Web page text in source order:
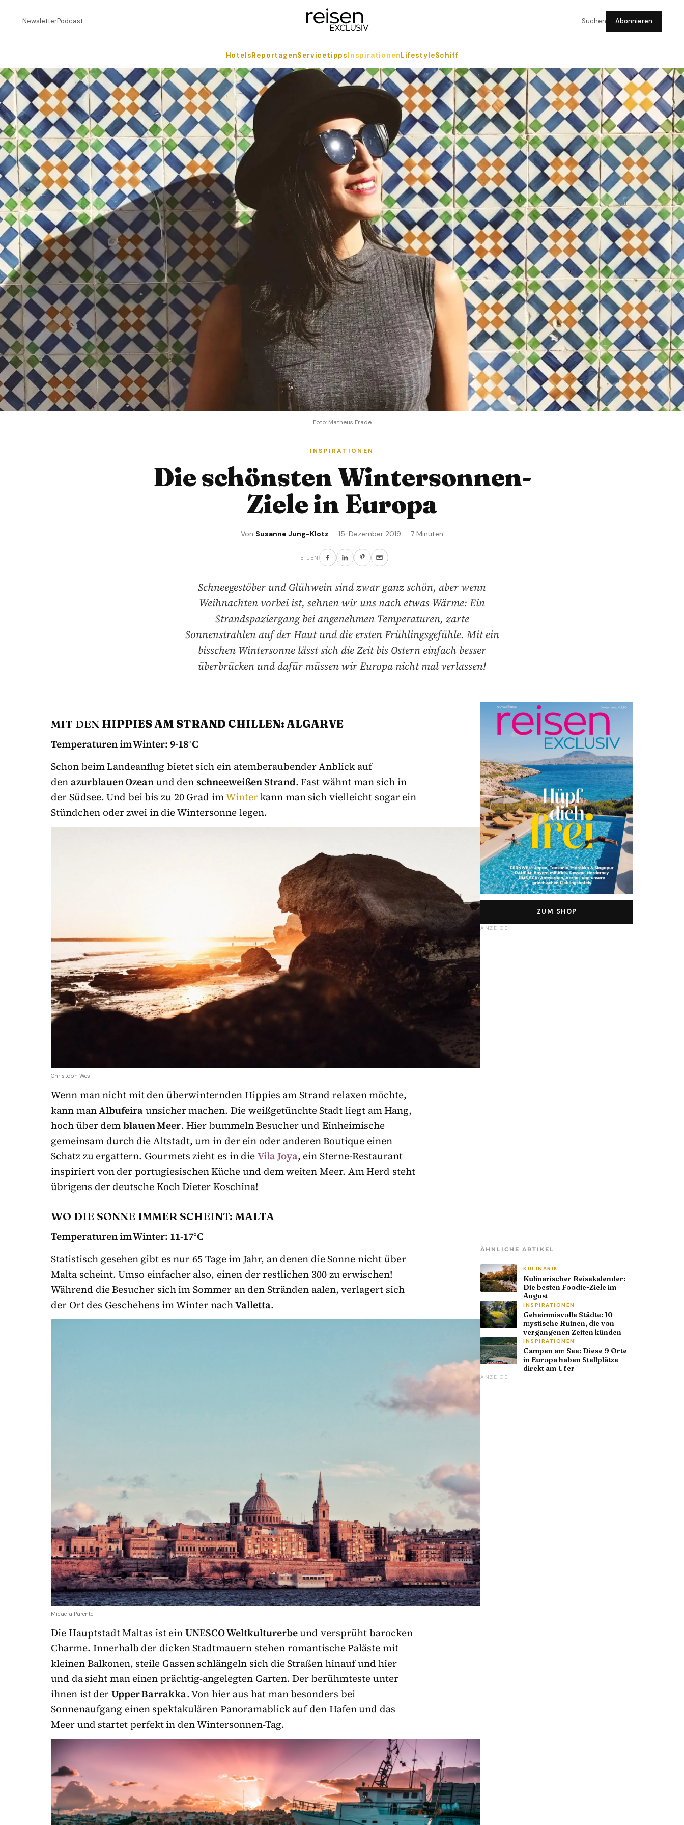
NewsletterPodcast Suchen Abonnieren
HotelsReportagenServicetippsInspirationenLifestyleSchiff
Foto: Matheus Frade
INSPIRATIONEN
Die schönsten Wintersonnen-
Ziele in Europa
Von Susanne Jung-Klotz · 15. Dezember 2019 · 7 Minuten
TEILEN
Schneegestöber und Glühwein sind zwar ganz schön, aber wenn
Weihnachten vorbei ist, sehnen wir uns nach etwas Wärme: Ein
Strandspaziergang bei angenehmen Temperaturen, zarte
Sonnenstrahlen auf der Haut und die ersten Frühlingsgefühle. Mit ein
bisschen Wintersonne lässt sich die Zeit bis Ostern einfach besser
überbrücken und dafür müssen wir Europa nicht mal verlassen!
MIT DEN HIPPIES AM STRAND CHILLEN: ALGARVE
Temperaturen im Winter: 9-18°C
Schon beim Landeanflug bietet sich ein atemberaubender Anblick auf
denazurblauen Ozeanund denschneeweißen Strand. Fast wähnt man sich in
der Südsee. Und bei bis zu 20 Grad imWinterkann man sich vielleicht sogar ein
Stündchen oder zwei in die Wintersonne legen.
Christoph Wesi
Wenn man nicht mit den überwinternden Hippies am Strand relaxen möchte,
kann manAlbufeiraunsicher machen. Die weißgetünchte Stadt liegt am Hang,
hoch über demblauen Meer. Hier bummeln Besucher und Einheimische
gemeinsam durch die Altstadt, um in der ein oder anderen Boutique einen
Schatz zu ergattern. Gourmets zieht es in dieVila Joya, ein Sterne-Restaurant
inspiriert von der portugiesischen Küche und dem weiten Meer. Am Herd steht
übrigens der deutsche Koch Dieter Koschina!
WO DIE SONNE IMMER SCHEINT: MALTA
Temperaturen im Winter: 11-17°C
Statistisch gesehen gibt es nur 65 Tage im Jahr, an denen die Sonne nicht über
Malta scheint. Umso einfacher also, einen der restlichen 300 zu erwischen!
Während die Besucher sich im Sommer an den Stränden aalen, verlagert sich
der Ort des Geschehens im Winter nachValletta.
Micaela Parente
Die Hauptstadt Maltas ist einUNESCO Weltkulturerbeund versprüht barocken
Charme. Innerhalb der dicken Stadtmauern stehen romantische Paläste mit
kleinen Balkonen, steile Gassen schlängeln sich die Straßen hinauf und hier
und da sieht man einen prächtig-angelegten Garten. Der berühmteste unter
ihnen ist derUpper Barrakka. Von hier aus hat man besonders bei
Sonnenaufgang einen spektakulären Panoramablick auf den Hafen und das
Meer und startet perfekt in den Wintersonnen-Tag.
ZUM SHOP
ANZEIGE
ÄHNLICHE ARTIKEL
KULINARIK
Kulinarischer Reisekalender:
Die besten Foodie-Ziele im
August
INSPIRATIONEN
Geheimnisvolle Städte: 10
mystische Ruinen, die von
vergangenen Zeiten künden
INSPIRATIONEN
Campen am See: Diese 9 Orte
in Europa haben Stellplätze
direkt am Ufer
ANZEIGE